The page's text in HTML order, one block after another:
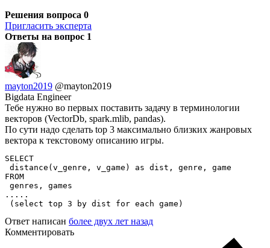
Решения вопроса 0
Пригласить эксперта
Ответы на вопрос 1
mayton2019 @mayton2019
Bigdata Engineer
Тебе нужно во первых поставить задачу в терминологии
векторов (VectorDb, spark.mlib, pandas).
По сути надо сделать top 3 максимально близких жанровых
вектора к текстовому описанию игры.
SELECT
distance(v_genre, v_game) as dist, genre, game
FROM
genres, games
.....
(select top 3 by dist for each game)
Ответ написан более двух лет назад
Комментировать